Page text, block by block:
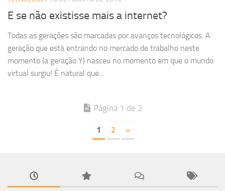
E se não existisse mais a internet?
Todas as gerações são marcadas por avanços tecnológicos. A
geração que está entrando no mercado de trabalho neste
momento (a geração Y) nasceu no momento em que o mundo
virtual surgiu! É natural que...
Página 1 de 2
1 2 »